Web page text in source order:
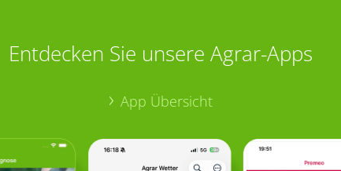
Entdecken Sie unsere Agrar-Apps
App Übersicht